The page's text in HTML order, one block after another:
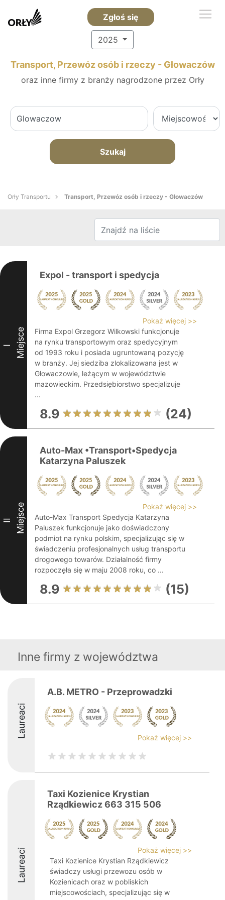
Zgłoś się
2025
Transport, Przewóz osób i rzeczy - Głowaczów
oraz inne firmy z branży nagrodzone przez Orły
Szukaj
Orły Transportu Transport, Przewóz osób i rzeczy - Głowaczów
I Miejsce
Expol - transport i spedycja
Pokaż więcej >>
Firma Expol Grzegorz Wilkowski funkcjonuje
na rynku transportowym oraz spedycyjnym
od 1993 roku i posiada ugruntowaną pozycję
w branży. Jej siedziba zlokalizowana jest w
Głowaczowie, leżącym w województwie
mazowieckim. Przedsiębiorstwo specjalizuje
...
8.9 (24)
II Miejsce
Auto-Max •Transport•Spedycja
Katarzyna Paluszek
Pokaż więcej >>
Auto-Max Transport Spedycja Katarzyna
Paluszek funkcjonuje jako doświadczony
podmiot na rynku polskim, specjalizując się w
świadczeniu profesjonalnych usług transportu
drogowego towarów. Działalność firmy
rozpoczęła się w maju 2008 roku, co ...
8.9 (15)
Inne firmy z województwa
Laureaci
A.B. METRO - Przeprowadzki
Pokaż więcej >>
Laureaci
Taxi Kozienice Krystian
Rządkiewicz 663 315 506
Pokaż więcej >>
Taxi Kozienice Krystian Rządkiewicz
świadczy usługi przewozu osób w
Kozienicach oraz w pobliskich
miejscowościach, specjalizując się w